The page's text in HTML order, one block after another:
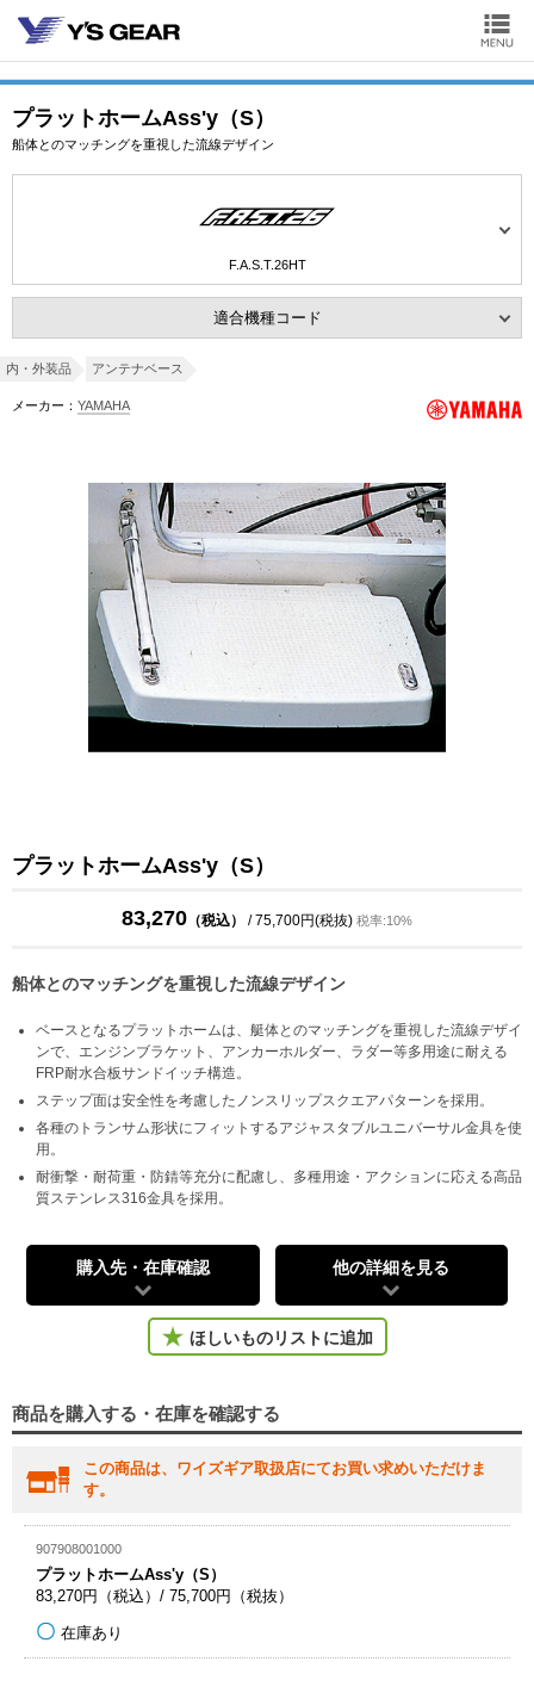
プラットホームAss'y（S）
船体とのマッチングを重視した流線デザイン
F.A.S.T.26HT
適合機種コード
内・外装品 アンテナベース
メーカー： YAMAHA
プラットホームAss'y（S）
83,270 （税込） / 75,700円(税抜) 税率:10%
船体とのマッチングを重視した流線デザイン
ベースとなるプラットホームは、艇体とのマッチングを重視した流線デザイ
ンで、エンジンブラケット、アンカーホルダー、ラダー等多用途に耐える
FRP耐水合板サンドイッチ構造。
ステップ面は安全性を考慮したノンスリップスクエアパターンを採用。
各種のトランサム形状にフィットするアジャスタブルユニバーサル金具を使
用。
耐衝撃・耐荷重・防錆等充分に配慮し、多種用途・アクションに応える高品
質ステンレス316金具を採用。
購入先・在庫確認 他の詳細を見る
ほしいものリストに追加
商品を購入する・在庫を確認する
この商品は、ワイズギア取扱店にてお買い求めいただけま
す。
907908001000
プラットホームAss'y（S）
83,270円（税込）/ 75,700円（税抜）
在庫あり